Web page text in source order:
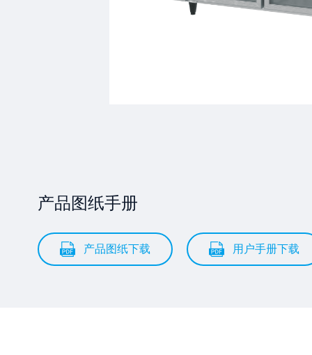
产品图纸手册
产品图纸下载 用户手册下载